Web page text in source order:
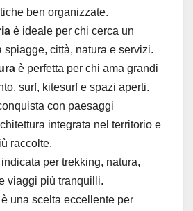
ben organizzate.
è ideale per chi cerca un
spiagge, città, natura e servizi.
è perfetta per chi ama grandi
surf, kitesurf e spazi aperti.
con paesaggi
integrata nel territorio e
raccolte.
per trekking, natura,
viaggi più tranquilli.
è una scelta eccellente per